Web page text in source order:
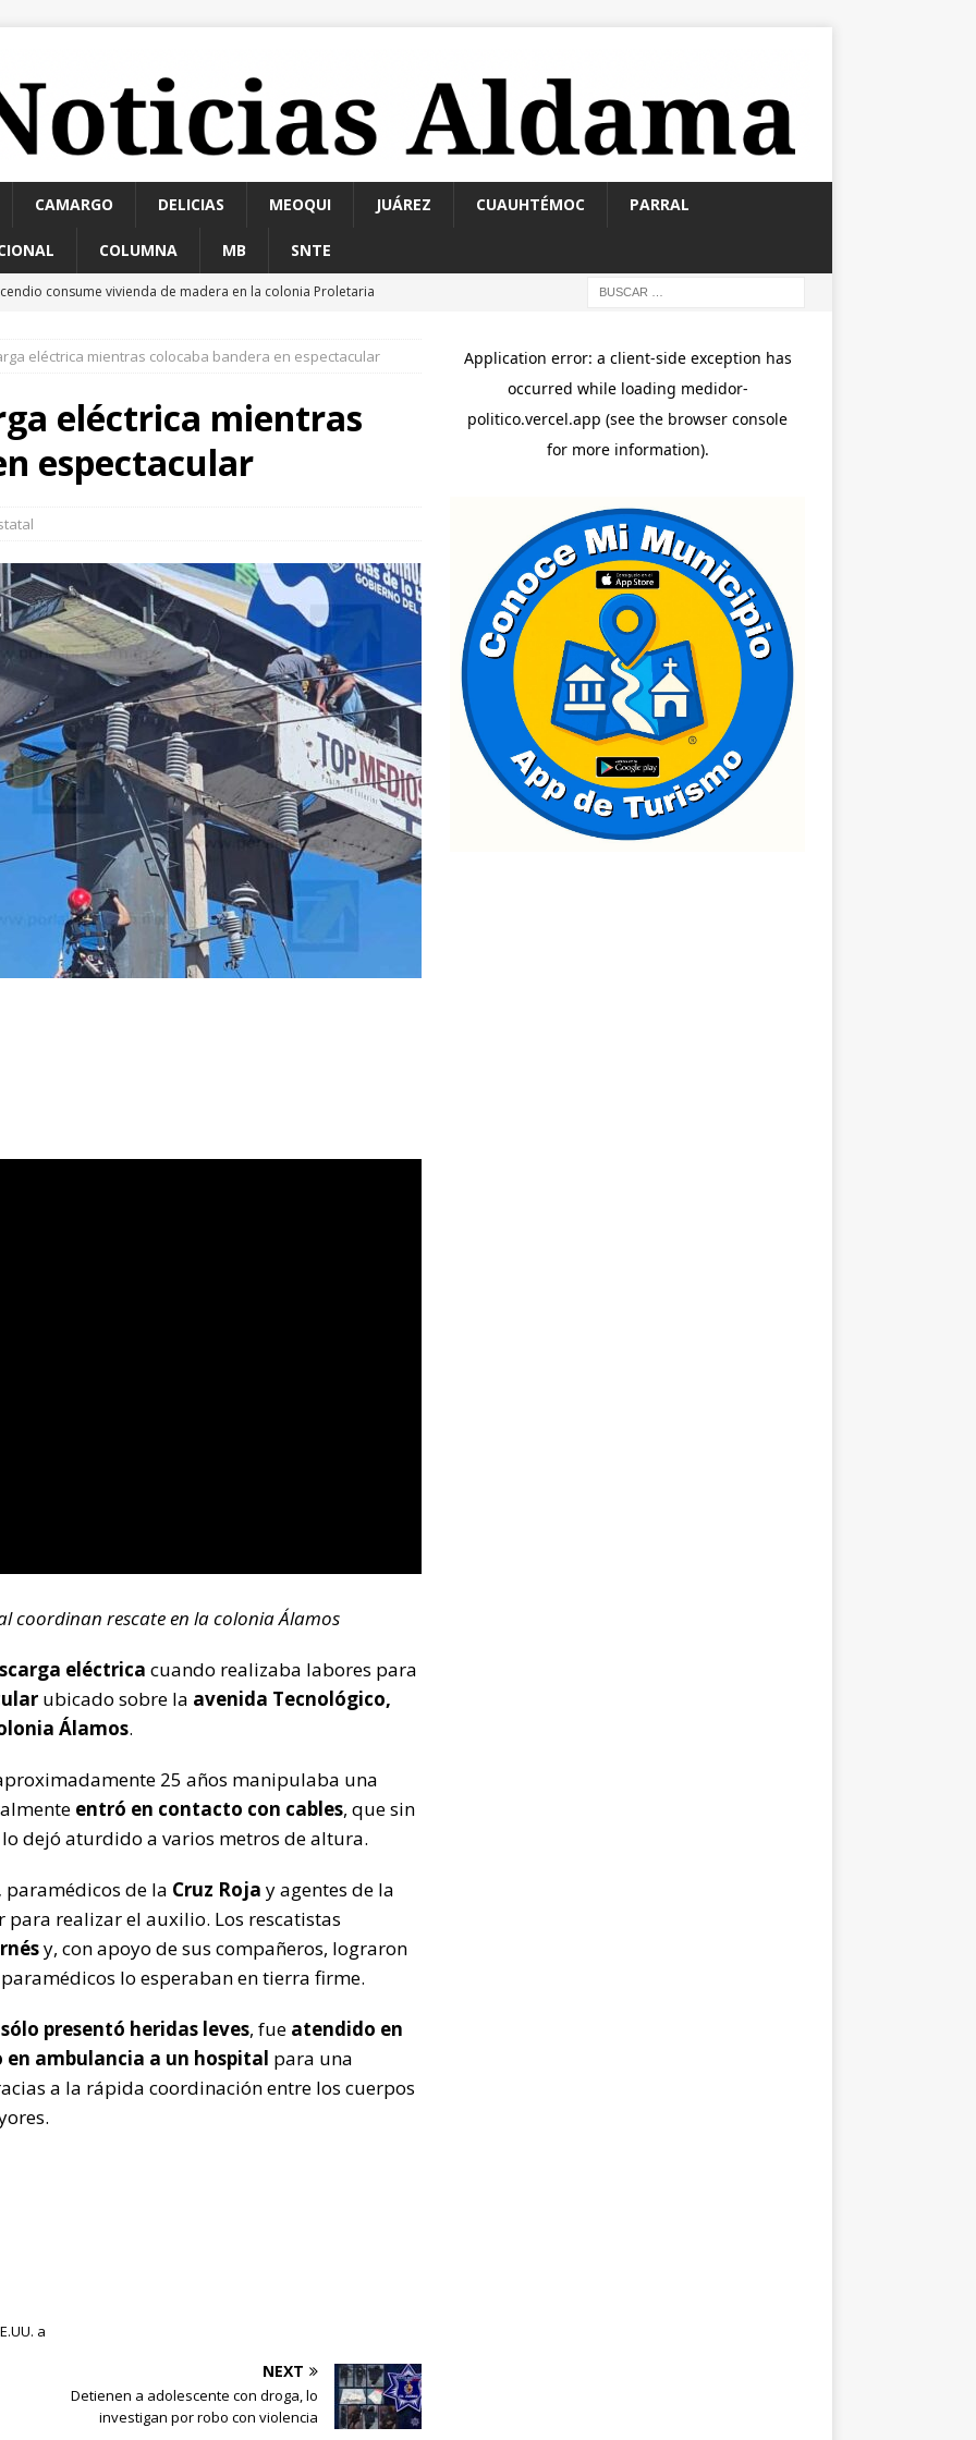
CAMARGO DELICIAS MEOQUI JUÁREZ CUAUHTÉMOC PARRAL
COLUMNA MB SNTE
consume vivienda de madera en la colonia Proletaria
puentes vehiculares para ingreso a la Cascada de
a hombre sin vida en estacionamiento de paquetería;
ESTATAL
cuerpo encobijado, maniatado y con huellas de
ESTATAL
advertencia de Maru *Más poder al poder *Barredoras… y
BONILLA
secretario de Salud atención y operación de Centros de
ESTATAL
eléctrica mientras colocaba bandera en espectacular
eléctrica mientras
espectacular
coordinan rescate en la colonia Álamos
eléctrica cuando realizaba labores para
ubicado sobre la avenida Tecnológico,
Álamos.
25 años manipulaba una
entró en contacto con cables, que sin
dejó aturdido a varios metros de altura.
paramédicos de la Cruz Roja y agentes de la
para realizar el auxilio. Los rescatistas
y, con apoyo de sus compañeros, lograron
lo esperaban en tierra firme.
presentó heridas leves, fue atendido en
ambulancia a un hospital para una
a la rápida coordinación entre los cuerpos
a
NEXT
Detienen a adolescente con droga, lo
investigan por robo con violencia